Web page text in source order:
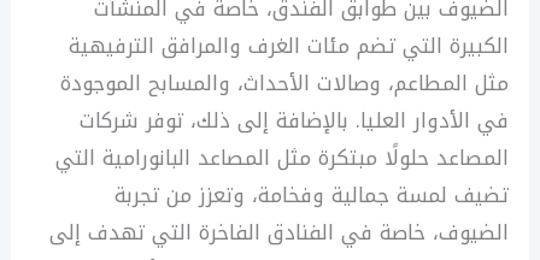
الضيوف بين طوابق الفندق، خاصة في المنشآت
الكبيرة التي تضم مئات الغرف والمرافق الترفيهية
مثل المطاعم، وصالات الأحداث، والمسابح الموجودة
في الأدوار العليا. بالإضافة إلى ذلك، توفر شركات
المصاعد حلولًا مبتكرة مثل المصاعد البانورامية التي
تضيف لمسة جمالية وفخامة، وتعزز من تجربة
الضيوف، خاصة في الفنادق الفاخرة التي تهدف إلى